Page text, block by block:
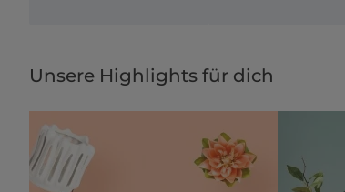
Unsere Highlights für dich